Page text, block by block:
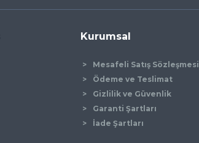
Kurumsal
Mesafeli Satış Sözleşmesi
Ödeme ve Teslimat
Gizlilik ve Güvenlik
Garanti Şartları
İade Şartları